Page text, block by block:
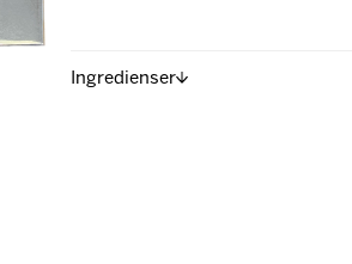
Ingredienser